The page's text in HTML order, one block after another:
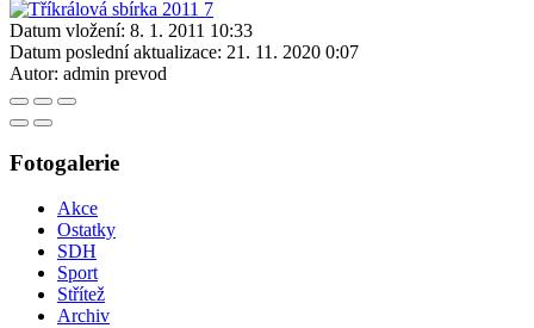
Datum vložení: 8. 1. 2011 10:33
Datum poslední aktualizace: 21. 11. 2020 0:07
Autor: admin prevod
Fotogalerie
Akce
Ostatky
SDH
Sport
Střítež
Archiv